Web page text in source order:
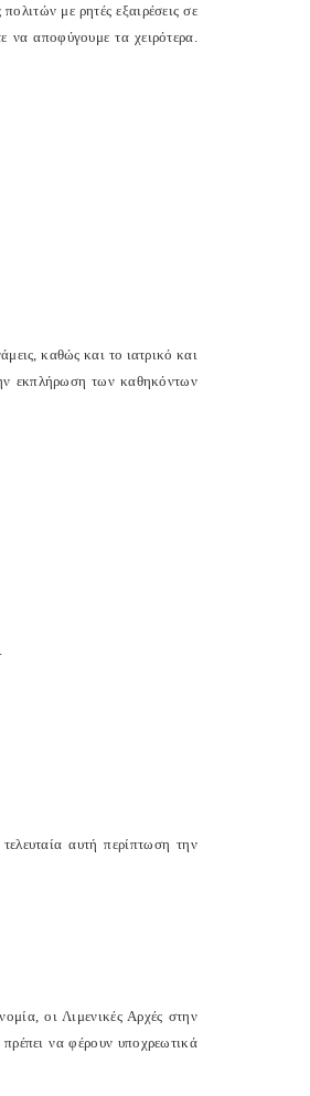
με ρητές εξαιρέσεις σε
να αποφύγουμε τα χειρότερα.
καθώς και το ιατρικό και
εκπλήρωση των καθηκόντων
αυτή περίπτωση την
οι Λιμενικές Αρχές στην
να φέρουν υποχρεωτικά